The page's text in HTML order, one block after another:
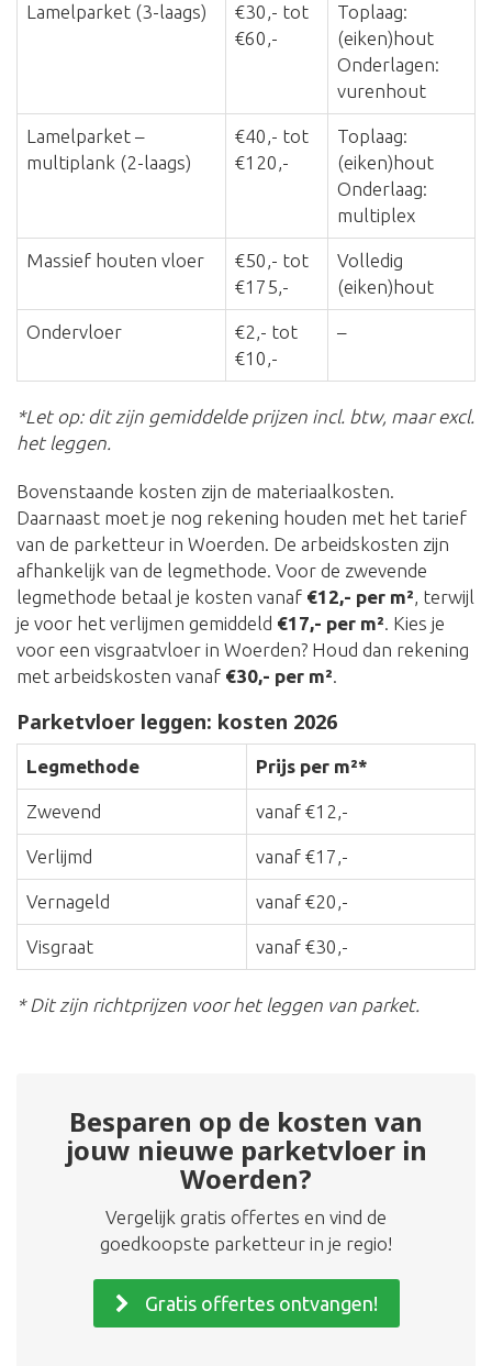
Lamelparket (3-laags)
€30,- tot
€60,-
Toplaag:
(eiken)hout
Onderlagen:
vurenhout
Lamelparket –
multiplank (2-laags)
€40,- tot
€120,-
Toplaag:
(eiken)hout
Onderlaag:
multiplex
Massief houten vloer
€50,- tot
€175,-
Volledig
(eiken)hout
Ondervloer
€2,- tot
€10,-
–
*Let op: dit zijn gemiddelde prijzen incl. btw, maar excl.
het leggen.
Bovenstaande kosten zijn de materiaalkosten.
Daarnaast moet je nog rekening houden met het tarief
van de parketteur in Woerden. De arbeidskosten zijn
afhankelijk van de legmethode. Voor de zwevende
legmethode betaal je kosten vanaf €12,- per m², terwijl
je voor het verlijmen gemiddeld €17,- per m². Kies je
voor een visgraatvloer in Woerden? Houd dan rekening
met arbeidskosten vanaf €30,- per m².
Parketvloer leggen: kosten 2026
Legmethode Prijs per m²*
Zwevend vanaf €12,-
Verlijmd vanaf €17,-
Vernageld vanaf €20,-
Visgraat vanaf €30,-
* Dit zijn richtprijzen voor het leggen van parket.
Besparen op de kosten van
jouw nieuwe parketvloer in
Woerden?
Vergelijk gratis offertes en vind de
goedkoopste parketteur in je regio!
Gratis offertes ontvangen!